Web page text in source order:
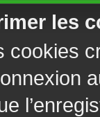
les
cookies